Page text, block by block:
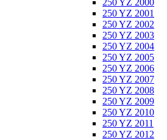
250 YZ 2000
250 YZ 2001
250 YZ 2002
250 YZ 2003
250 YZ 2004
250 YZ 2005
250 YZ 2006
250 YZ 2007
250 YZ 2008
250 YZ 2009
250 YZ 2010
250 YZ 2011
250 YZ 2012